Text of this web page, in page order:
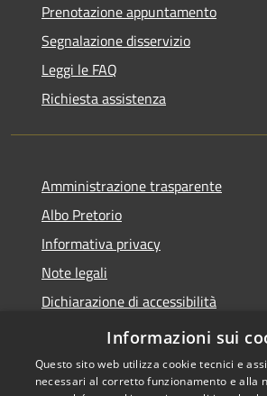
Prenotazione appuntamento
Segnalazione disservizio
Leggi le FAQ
Richiesta assistenza
Amministrazione trasparente
Albo Pretorio
Informativa privacy
Note legali
Dichiarazione di accessibilità
Piano di miglioramento dei servizi
Informazioni sui
Questo sito web utilizza cookie tecnici e
necessari al corretto funzionamento e alla